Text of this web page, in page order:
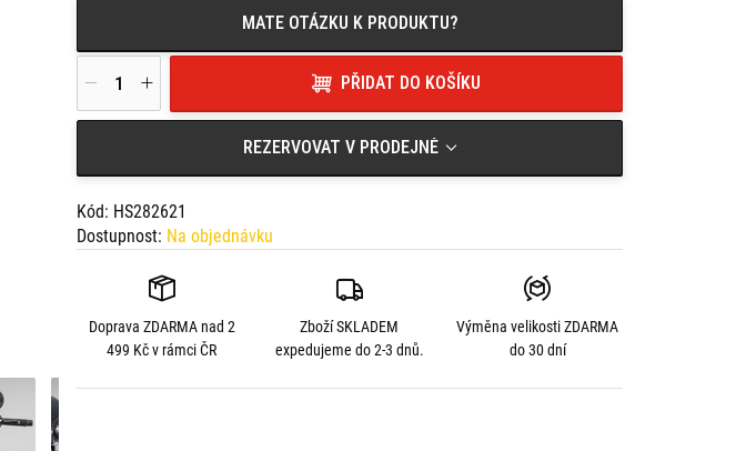
MATE OTÁZKU K PRODUKTU?
PŘIDAT DO KOŠÍKU
REZERVOVAT V PRODEJNĚ
Kód: HS282621
Dostupnost: Na objednávku
Doprava ZDARMAnad 2
499 Kč v rámci ČR
Zboží SKLADEM
expedujeme do 2-3 dnů.
Výměna velikostiZDARMA
do 30 dní